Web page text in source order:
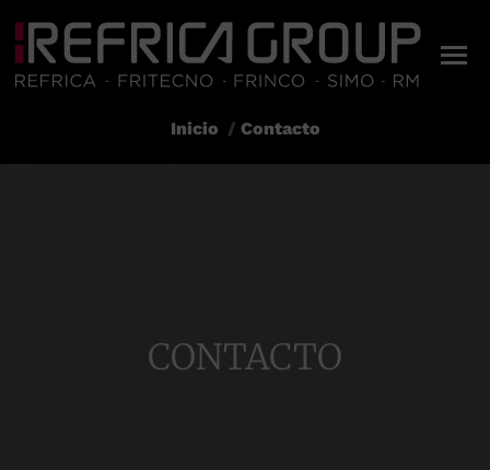
Estás aquí:
Inicio Contacto
CONTACTO